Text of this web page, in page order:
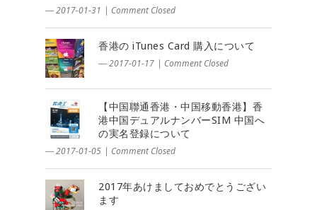
― 2017-01-31 | Comment Closed
香港の iTunes Card 購入について
― 2017-01-17 | Comment Closed
【中国聯通香港・中国移動香港】香
港中国デュアルナンバーSIM 中国へ
の実名登録について
― 2017-01-05 | Comment Closed
2017年あけましておめでとうござい
ます